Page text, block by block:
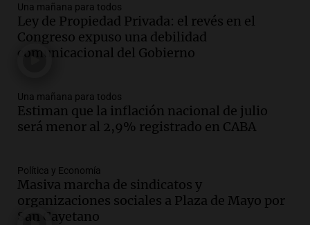
Audio.Joan Gaspart: "Sin Jorge, no sé si
Messi hubiera llegado adonde llegó"
Una mañana para todos
Audio.El orgullo y el sueño argentino de
Jorge Messi en una entrevista con Rony
Vargas en 2007
Audio.El abuelo de Agostina Vega, tras
las nuevas detenciones: "En esa casa
todos tenían algo que ver"
Una mañana para todos
Ley de Propiedad Privada: el revés en el
Congreso expuso una debilidad
comunicacional del Gobierno
Una mañana para todos
Estiman que la inflación nacional de julio
será menor al 2,9% registrado en CABA
Política y Economía
Masiva marcha de sindicatos y
organizaciones sociales a Plaza de Mayo por
San Cayetano